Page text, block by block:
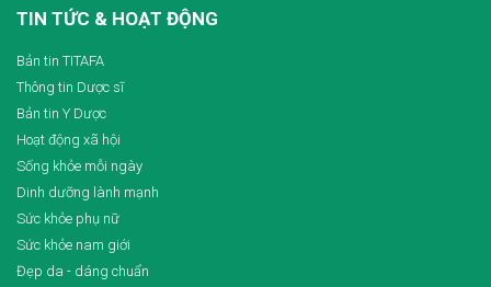
TIN TỨC & HOẠT ĐỘNG
Bản tin TITAFA
Thông tin Dược sĩ
Bản tin Y Dược
Hoạt động xã hội
Sống khỏe mỗi ngày
Dinh dưỡng lành mạnh
Sức khỏe phụ nữ
Sức khỏe nam giới
Đẹp da - dáng chuẩn